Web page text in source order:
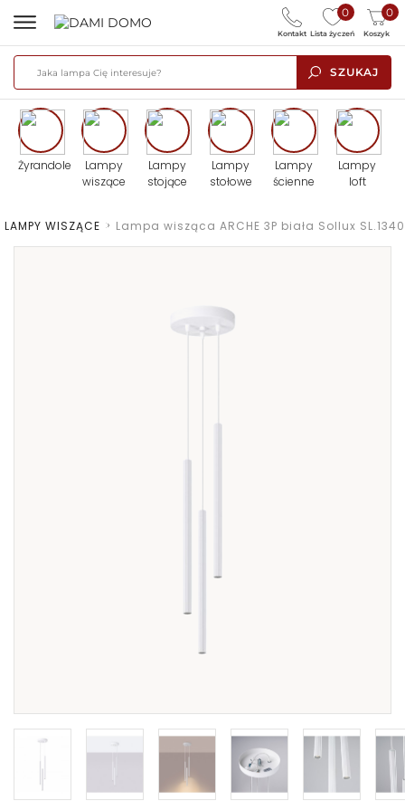
SZUKAJ
0
Lista życzeń
0
Koszyk
Kontakt
Żyrandole
Lampy
wiszące
Lampy
stojące
Lampy
stołowe
Lampy
ścienne
Lampy
loft
LAMPY WISZĄCE > Lampa wisząca ARCHE 3P biała Sollux SL.1340